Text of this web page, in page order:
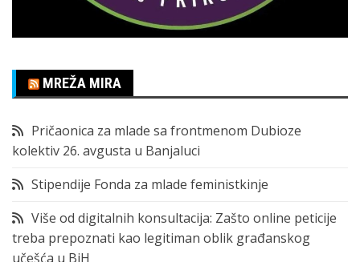
MREŽA MIRA
Pričaonica za mlade sa frontmenom Dubioze
kolektiv 26. avgusta u Banjaluci
Stipendije Fonda za mlade feministkinje
Više od digitalnih konsultacija: Zašto online peticije
treba prepoznati kao legitiman oblik građanskog
učešća u BiH